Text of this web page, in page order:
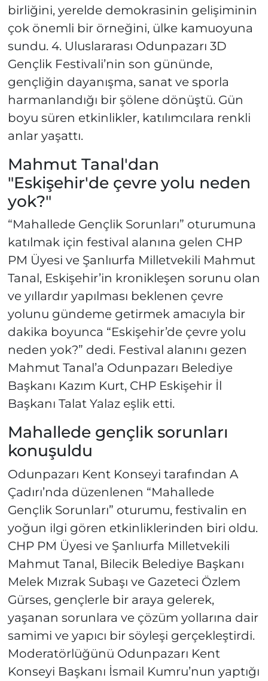
birliğini, yerelde demokrasinin gelişiminin
çok önemli bir örneğini, ülke kamuoyuna
sundu. 4. Uluslararası Odunpazarı 3D
Gençlik Festivali’nin son gününde,
gençliğin dayanışma, sanat ve sporla
harmanlandığı bir şölene dönüştü. Gün
boyu süren etkinlikler, katılımcılara renkli
anlar yaşattı.
Mahmut Tanal'dan
"Eskişehir'de çevre yolu neden
yok?"
“Mahallede Gençlik Sorunları” oturumuna
katılmak için festival alanına gelen CHP
PM Üyesi ve Şanlıurfa Milletvekili Mahmut
Tanal, Eskişehir’in kronikleşen sorunu olan
ve yıllardır yapılması beklenen çevre
yolunu gündeme getirmek amacıyla bir
dakika boyunca “Eskişehir’de çevre yolu
neden yok?” dedi. Festival alanını gezen
Mahmut Tanal’a Odunpazarı Belediye
Başkanı Kazım Kurt, CHP Eskişehir İl
Başkanı Talat Yalaz eşlik etti.
Mahallede gençlik sorunları
konuşuldu
Odunpazarı Kent Konseyi tarafından A
Çadırı’nda düzenlenen “Mahallede
Gençlik Sorunları” oturumu, festivalin en
yoğun ilgi gören etkinliklerinden biri oldu.
CHP PM Üyesi ve Şanlıurfa Milletvekili
Mahmut Tanal, Bilecik Belediye Başkanı
Melek Mızrak Subaşı ve Gazeteci Özlem
Gürses, gençlerle bir araya gelerek,
yaşanan sorunlara ve çözüm yollarına dair
samimi ve yapıcı bir söyleşi gerçekleştirdi.
Moderatörlüğünü Odunpazarı Kent
Konseyi Başkanı İsmail Kumru’nun yaptığı